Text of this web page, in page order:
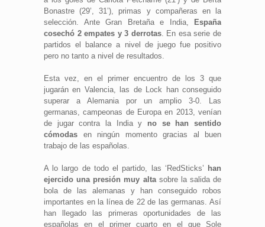
Bonastre (29’, 31’), primas y compañeras en la
selección. Ante Gran Bretaña e India,
España
cosechó 2 empates y 3 derrotas. En esa serie de
partidos el balance a nivel de juego fue positivo
pero no tanto a nivel de resultados.
Esta vez, en el primer encuentro de los 3 que
jugarán en Valencia, las de Lock han conseguido
superar a Alemania por un amplio 3-0. Las
germanas, campeonas de Europa en 2013, venían
de jugar contra la India y no se han sentido
cómodas en ningún momento gracias al buen
trabajo de las españolas.
A lo largo de todo el partido, las ‘RedSticks’ han
ejercido una presión muy altasobre la salida de
bola de las alemanas y han conseguido robos
importantes en la línea de 22 de las germanas. Así
han llegado las primeras oportunidades de las
españolas en el primer cuarto en el que Sole